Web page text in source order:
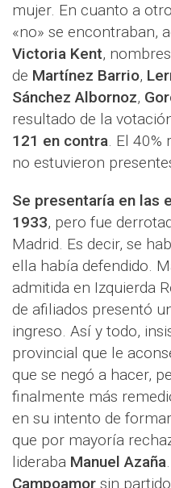
mujer. En cuanto a
«no» se encontraban,
Victoria Kent,
de Martínez Barrio,
Sánchez Albornoz,
resultado de la
121 en contra. El 40%
no estuvieron
Se presentaría en las
1933, pero fue
Madrid. Es decir, se
ella había defendido.
admitida en Izquierda
de afiliados presentó
ingreso. Así y todo,
provincial que le
que se negó a hacer,
finalmente más
en su intento de
que por mayoría
lideraba Manuel Azaña
Campoamor sin